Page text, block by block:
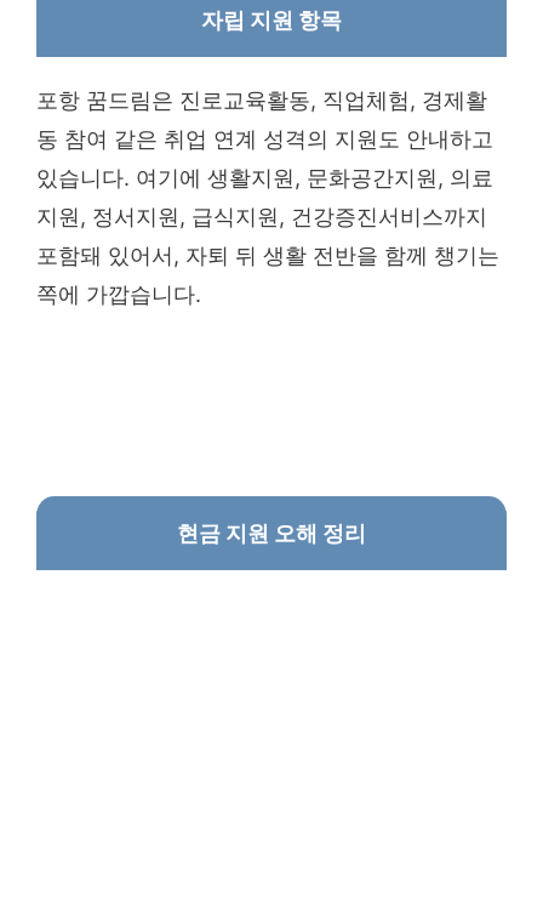
자립 지원 항목
포항 꿈드림은 진로교육활동, 직업체험, 경제활
동 참여 같은 취업 연계 성격의 지원도 안내하고
있습니다. 여기에 생활지원, 문화공간지원, 의료
지원, 정서지원, 급식지원, 건강증진서비스까지
포함돼 있어서, 자퇴 뒤 생활 전반을 함께 챙기는
쪽에 가깝습니다.
현금 지원 오해 정리